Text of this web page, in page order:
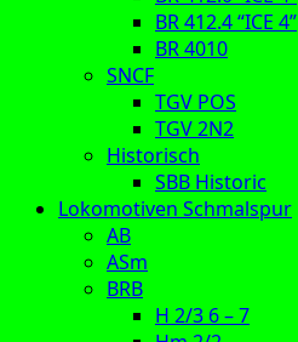
BR 412.4 “ICE 4”
BR 4010
SNCF
TGV POS
TGV 2N2
Historisch
SBB Historic
Lokomotiven Schmalspur
AB
ASm
BRB
H 2/3 6 – 7